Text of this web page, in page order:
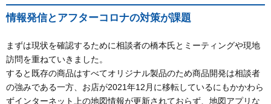
情報発信とアフターコロナの対策が課題
まずは現状を確認するために相談者の橋本氏とミーティングや現地
訪問を重ねていきました。
すると既存の商品はすべてオリジナル製品のため商品開発は相談者
の強みである一方、お店が2021年12月に移転しているにもかかわら
ずインターネット上の地図情報が更新されておらず、地図アプリな